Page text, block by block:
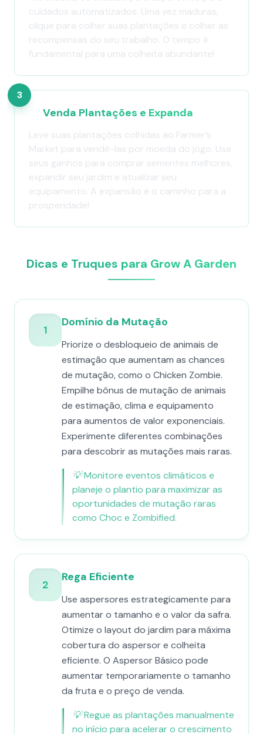
cuidados automatizados. Uma vez maduras,
clique para colher suas plantações e colher as
recompensas do seu trabalho. O tempo é
fundamental para uma colheita abundante!
3
Venda Plantações e Expanda
Leve suas plantações colhidas ao Farmer’s
Market para vendê-las por moeda do jogo. Use
seus ganhos para comprar sementes melhores,
expandir seu jardim e atualizar seu
equipamento. A expansão é o caminho para a
prosperidade!
Dicas e Truques para Grow A Garden
1
Domínio da Mutação
Priorize o desbloqueio de animais de
estimação que aumentam as chances
de mutação, como o Chicken Zombie.
Empilhe bônus de mutação de animais
de estimação, clima e equipamento
para aumentos de valor exponenciais.
Experimente diferentes combinações
para descobrir as mutações mais raras.
💡Monitore eventos climáticos e
planeje o plantio para maximizar as
oportunidades de mutação raras
como Choc e Zombified.
2
Rega Eficiente
Use aspersores estrategicamente para
aumentar o tamanho e o valor da safra.
Otimize o layout do jardim para máxima
cobertura do aspersor e colheita
eficiente. O Aspersor Básico pode
aumentar temporariamente o tamanho
da fruta e o preço de venda.
💡Regue as plantações manualmente
no início para acelerar o crescimento